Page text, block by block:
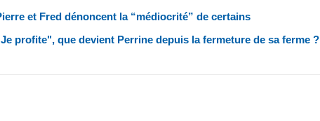
et Fred dénoncent la “médiocrité” de certains
profite", que devient Perrine depuis la fermeture de sa ferme ?